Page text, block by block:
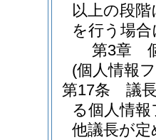
以上の段
を行う場
第3章
(個人情報
第17条
議
る個人情
他議長が